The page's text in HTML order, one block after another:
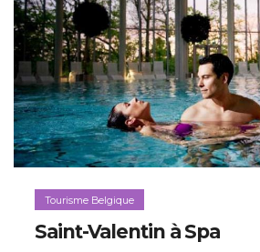
Tourisme Belgique
Saint-Valentin à Spa